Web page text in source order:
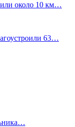
около 10 км…
63…